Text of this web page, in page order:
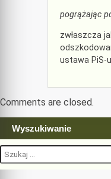
pogrążając
zwłaszcza
ustawa PiS-
Comments are closed.
Wyszukiwanie
Szukaj: